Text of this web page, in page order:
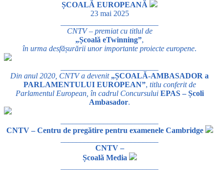
ȘCOALĂ EUROPEANĂ
23 mai 2025
CNTV – premiat cu titlul de
„Școală eTwinning”,
în urma desfășurării unor importante proiecte europene.
Din anul 2020, CNTV a devenit „ȘCOALĂ-AMBASADOR a
PARLAMENTULUI EUROPEAN”, titlu conferit de
Parlamentul European, în cadrul Concursului EPAS – Școli
Ambasador.
CNTV – Centru de pregătire pentru examenele Cambridge
CNTV –
Școală Media